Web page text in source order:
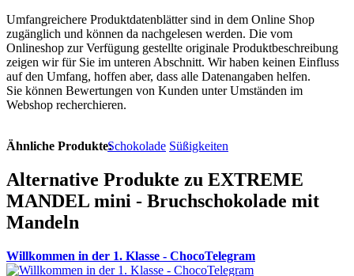
Umfangreichere Produktdatenblätter sind in dem Online Shop
zugänglich und können da nachgelesen werden. Die vom
Onlineshop zur Verfügung gestellte originale Produktbeschreibung
zeigen wir für Sie im unteren Abschnitt. Wir haben keinen Einfluss
auf den Umfang, hoffen aber, dass alle Datenangaben helfen.
Sie können Bewertungen von Kunden unter Umständen im
Webshop recherchieren.
Ähnliche Produkte:Schokolade Süßigkeiten
Alternative Produkte zu EXTREME
MANDEL mini - Bruchschokolade mit
Mandeln
Willkommen in der 1. Klasse - ChocoTelegram